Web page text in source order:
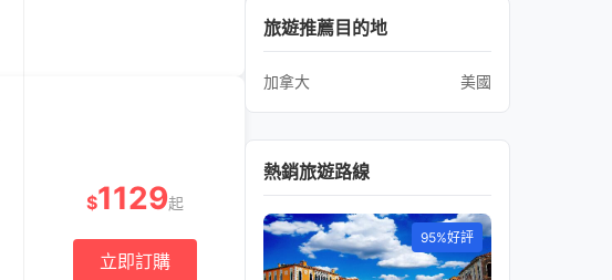
$1129起
立即訂購
旅遊推薦目的地
加拿大 美國
熱銷旅遊路線
95%好評